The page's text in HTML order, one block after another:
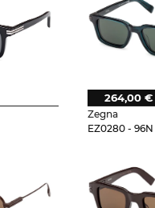
Zegna
EZ0280 - 96N
264,00 €